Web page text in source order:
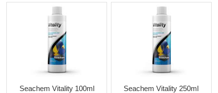
tilgjengelig CO2. For å senke
pH, bruk 1/4 teskje (2g) for hver
80 L (20 US gallons) daglig til
ønsket pH er nådd (denne
dosen senker alkaliniteten med
ca. 0,2 mekv/L (0,6 dKH)).
Større doser kan være
nødvendig i svært...
Trace ™ for å gjenopprette riktig
nivå av sporstoffer og mate
NutriDiet® Tropical Flakes for
blomstrende, sunn
ferskvannsfellesskap.
Inneholder fosfatbuffere og
kondisjoneringsmidler. Trygt for
alle ferskvan...
Seachem Vitality 100ml Seachem Vitality 250ml